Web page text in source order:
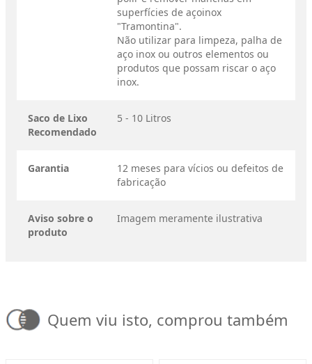
superfícies de açoinox
"Tramontina".
Não utilizar para limpeza, palha de
aço inox ou outros elementos ou
produtos que possam riscar o aço
inox.
Saco de Lixo
Recomendado
5 - 10 Litros
Garantia
12 meses para vícios ou defeitos de
fabricação
Aviso sobre o
produto
Imagem meramente ilustrativa
Quem viu isto, comprou também